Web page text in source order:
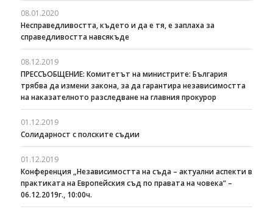
08.01.2020
Несправедливостта, където и да е тя, е заплаха за
справедливостта навсякъде
08.12.2019
ПРЕССЪОБЩЕНИЕ: Комитетът на министрите: България
трябва да измени закона, за да гарантира независимостта
на наказателното разследване на главния прокурор
01.12.2019
Солидарност с полските съдии
01.12.2019
Конференция „Независимостта на съда – актуални аспекти в
практиката на Европейския съд по правата на човека“ –
06.12.2019г., 10:00ч.